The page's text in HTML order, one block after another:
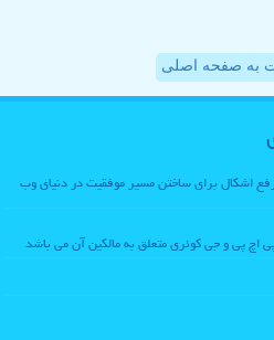
به صفحه اصلی
اشکال برای ساختن مسیر موفقیت در دنیای وب